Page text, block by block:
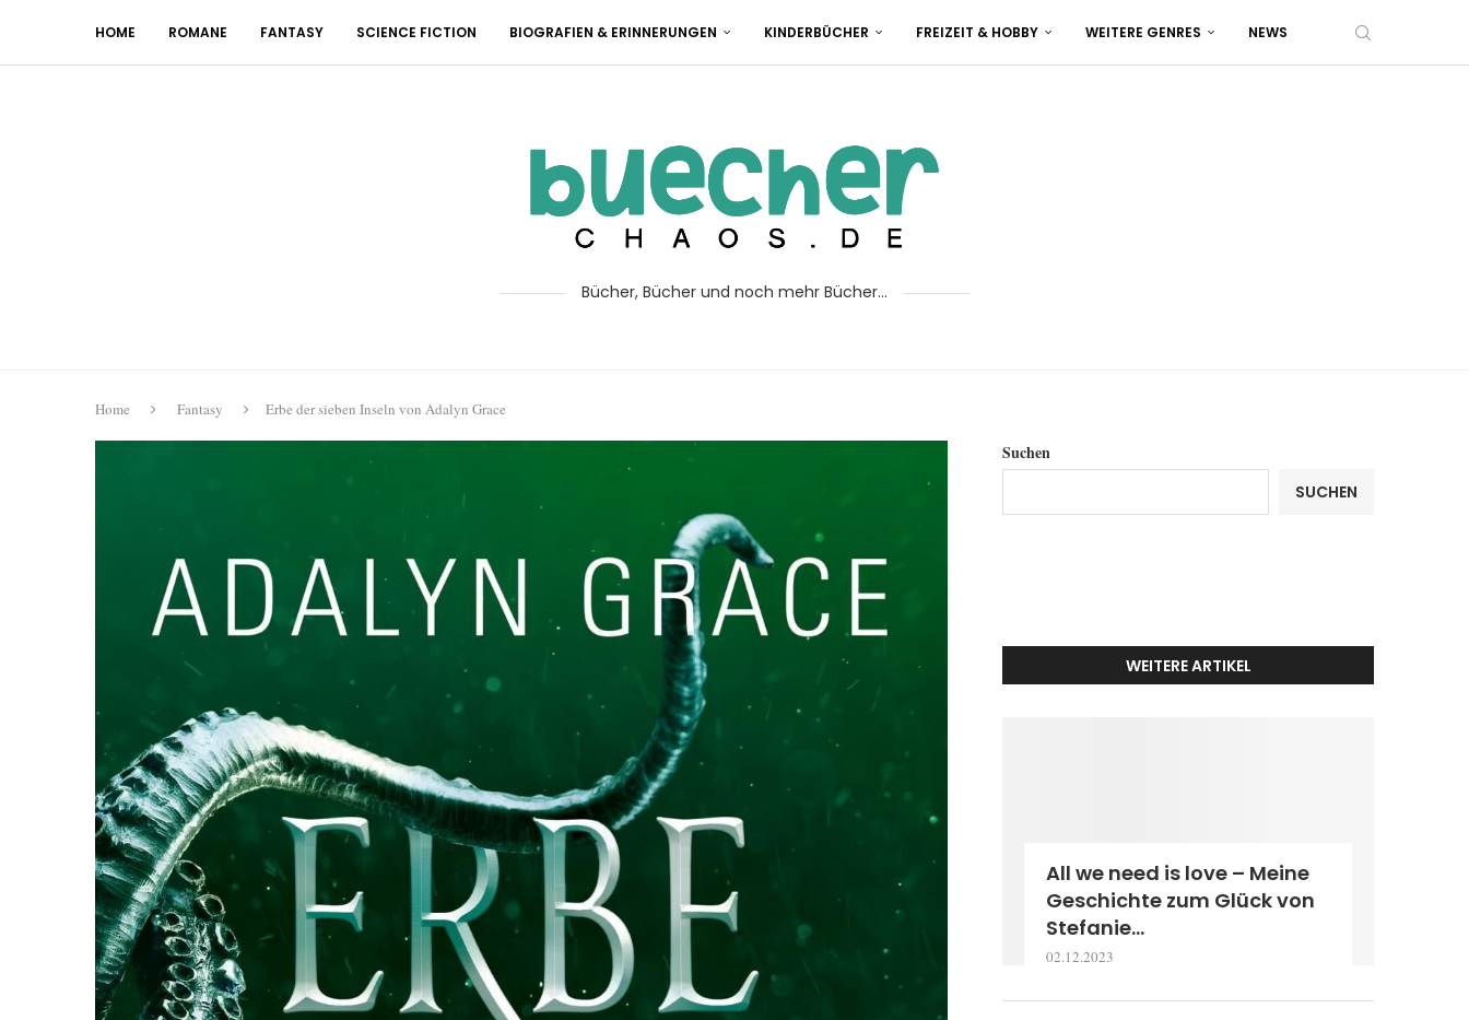
HOME ROMANE FANTASY SCIENCE FICTION BIOGRAFIEN & ERINNERUNGEN KINDERBÜCHER FREIZEIT & HOBBY WEITERE GENRES NEWS
Bücher, Bücher und noch mehr Bücher...
Home Fantasy Erbe der sieben Inseln von Adalyn Grace
Suchen
SUCHEN
WEITERE ARTIKEL
All we need is love – Meine
Geschichte zum Glück von
Stefanie...
02.12.2023